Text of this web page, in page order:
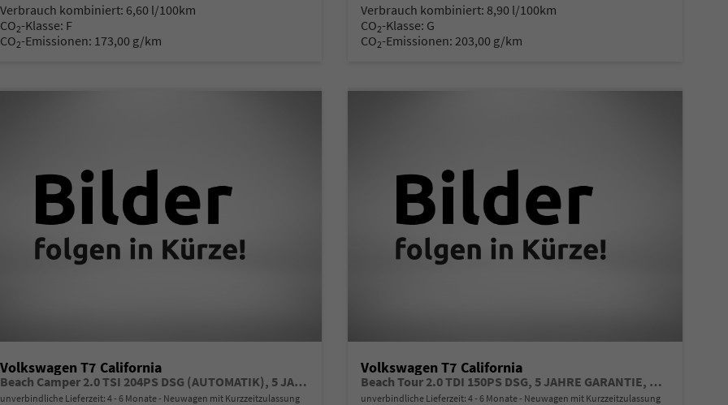
Verbrauch kombiniert: 6,60 l/100km
CO2-Klasse: F
CO2-Emissionen: 173,00 g/km
Verbrauch kombiniert: 8,90 l/100km
CO2-Klasse: G
CO2-Emissionen: 203,00 g/km
Volkswagen T7 California
Beach Camper 2.0 TSI 204PS DSG (AUTOMATIK), 5 JAHRE GARANTIE, MINI-KÜCHE, Privacy-Glas, Aufstelldach, Parksensoren vorne/hinten, Rückfahrkamera, Klima, M-Lederlenkrad, ACC, Digital Cockpit, Schiebetüre l/r, Radio 12,9"+App-Connect, Sitzer + 4 Schlafplätze
unverbindliche Lieferzeit: 4 - 6 Monate Neuwagen mit Kurzzeitzulassung
Volkswagen T7 California
Beach Tour 2.0 TDI 150PS DSG, 5 JAHRE GARANTIE, Privacy-Glas, Aufstelldach, Parksensoren v/h, Rückfahrkamera, Klima, M-Lederlenkrad, ACC, Digital Cockpit, Schiebetüre l/r, Radio 12,9"+App-Connect, Sitzer + 4 Schlafplätze, Tisch/2x Stühle, Technikbox, Drehsitze
unverbindliche Lieferzeit: 4 - 6 Monate Neuwagen mit Kurzzeitzulassung